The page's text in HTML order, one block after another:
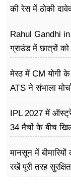
की रेस में ठोकी
Rahul Gandhi in
ग्राउंड में छात्रों
मेरठ में CM योगी के
ATS ने संभाला
IPL 2027 में
34 मैचों के बीच
मानसून में
रखें पूरी तरह सुरक्षित